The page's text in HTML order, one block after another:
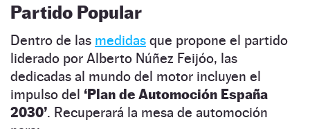
Partido Popular
Dentro de las medidas que propone el partido
liderado por Alberto Núñez Feijóo, las
dedicadas al mundo del motor incluyen el
impulso del ‘Plan de Automoción España
2030’. Recuperará la mesa de automoción